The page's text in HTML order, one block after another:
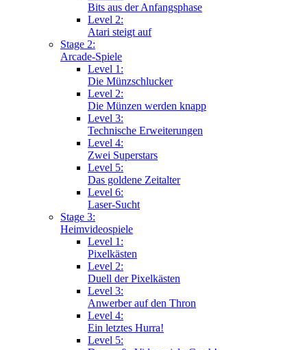
Bits aus der Anfangsphase
Level 2:
Atari steigt auf
Stage 2:
Arcade-Spiele
Level 1:
Die Münzschlucker
Level 2:
Die Münzen werden knapp
Level 3:
Technische Erweiterungen
Level 4:
Zwei Superstars
Level 5:
Das goldene Zeitalter
Level 6:
Laser-Sucht
Stage 3:
Heimvideospiele
Level 1:
Pixelkästen
Level 2:
Duell der Pixelkästen
Level 3:
Anwerber auf den Thron
Level 4:
Ein letztes Hurra!
Level 5: